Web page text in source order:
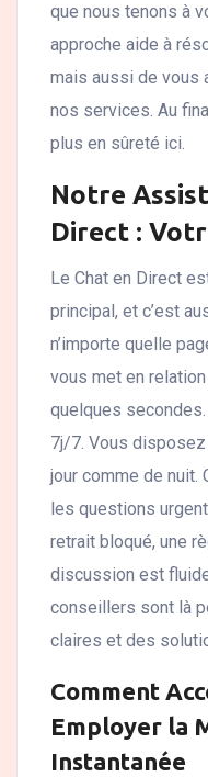
que nous tenons à
approche aide à
mais aussi de vous
nos services. Au
plus en sûreté ici.
Notre
Direct :
Le Chat en Direct
principal, et c’est
n’importe quelle
vous met en
quelques
7j/7. Vous
jour comme de nuit.
les questions
retrait bloqué, une
discussion est
conseillers sont là
claires et des
Comment
Employer la
Instantanée